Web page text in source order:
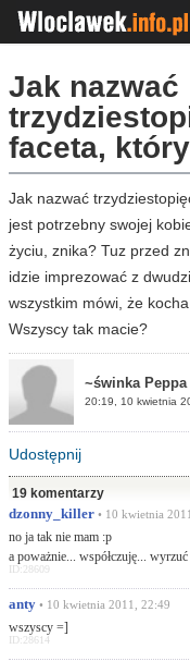
Jak nazwać
faceta,
Jak nazwać
jest potrzebny swojej
życiu, znika? Tuz przed
idzie imprezować z
wszystkim mówi, że
Wszyscy tak macie?
~świnka Peppa
20:19, 10 kwietnia
Udostępnij
19 komentarzy
dzonny_killer • 10 kwietnia
no ja tak nie mam :p
a poważnie... współczuję... wyrzuć
ID:28609
anty • 10 kwietnia 2011, 22:49
wszyscy =]
ID:28614